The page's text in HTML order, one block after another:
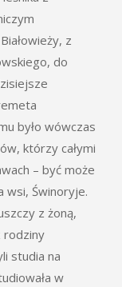
z
do
było wówczas
którzy całymi
– być może
wsi, Świnoryje.
z żoną,
rodziny
studia na
w